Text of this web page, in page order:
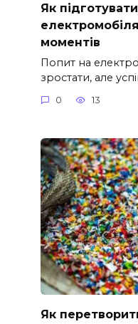
Як
моментів
Попит на
зростати, але
0 13
Як